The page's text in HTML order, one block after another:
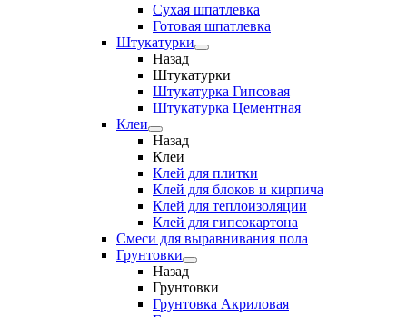
Сухая шпатлевка
Готовая шпатлевка
Штукатурки
Назад
Штукатурки
Штукатурка Гипсовая
Штукатурка Цементная
Клеи
Назад
Клеи
Клей для плитки
Клей для блоков и кирпича
Клей для теплоизоляции
Клей для гипсокартона
Смеси для выравнивания пола
Грунтовки
Назад
Грунтовки
Грунтовка Акриловая